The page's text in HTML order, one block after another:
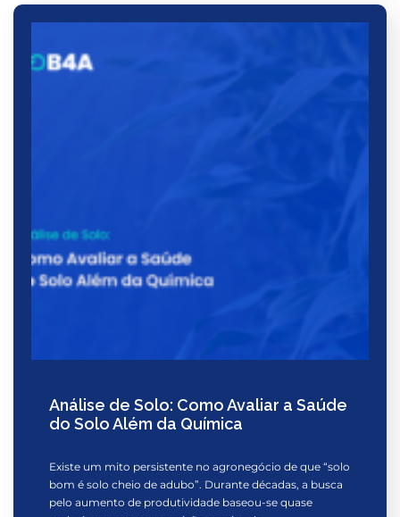
Análise de Solo: Como Avaliar a Saúde
do Solo Além da Química
Existe um mito persistente no agronegócio de que “solo
bom é solo cheio de adubo”. Durante décadas, a busca
pelo aumento de produtividade baseou-se quase